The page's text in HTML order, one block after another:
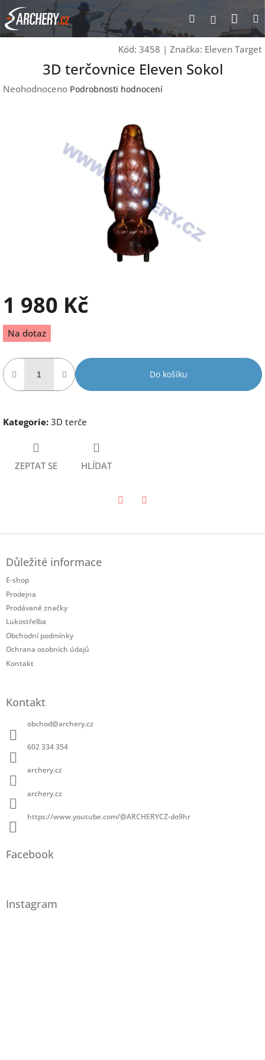
Přejít
na
obsah
Hledat
Kód: 3458 | Značka: Eleven Target
3D terčovnice Eleven Sokol
Průměrné
Neohodnoceno Podrobnosti hodnocení
1 980 Kč
Měrná
cena:
Na dotaz
Do košíku
Kategorie: 3D terče
ZEPTAT SE HLÍDAT
Důležité informace
E-shop
Prodejna
Prodávané značky
Lukostřelba
Obchodní podmínky
Ochrana osobních údajů
Kontakt
Kontakt
obchod@archery.cz
602 334 354
archery.cz
archery.cz
https://www.youtube.com/@ARCHERYCZ-do9hr
Facebook
Instagram